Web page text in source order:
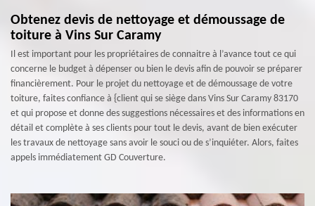
Obtenez devis de nettoyage et démoussage de
toiture à Vins Sur Caramy
Il est important pour les propriétaires de connaitre à l’avance tout ce qui
concerne le budget à dépenser ou bien le devis afin de pouvoir se préparer
financièrement. Pour le projet du nettoyage et de démoussage de votre
toiture, faites confiance à {client qui se siège dans Vins Sur Caramy 83170
et qui propose et donne des suggestions nécessaires et des informations en
détail et complète à ses clients pour tout le devis, avant de bien exécuter
les travaux de nettoyage sans avoir le souci ou de s’inquiéter. Alors, faites
appels immédiatement GD Couverture.